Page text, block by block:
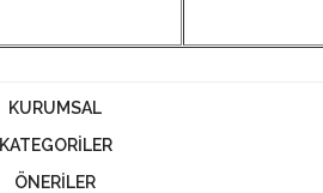
KURUMSAL
KATEGORİLER
ÖNERİLER